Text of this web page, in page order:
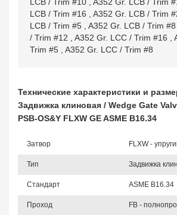
LCB / Trim #16
A352 Gr. LCB / Trim
LCB / Trim #5
A352 Gr. LCB / Trim #8
/ Trim #12
A352 Gr. LCC / Trim #16
Trim #5
A352 Gr. LCC / Trim #8
Технические характеристики и
Задвижка клиновая / Wedge Gate
PSB-OS&Y FLXW GE ASME B16.34
Затвор FLXW -
Тип Задвижка
Стандарт ASME B16.34
Проход FB -